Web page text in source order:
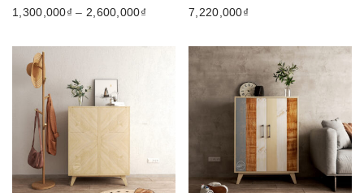
1,300,000₫ – 2,600,000₫Khoảng giá: từ 1,300,000₫ đến
7,220,000₫